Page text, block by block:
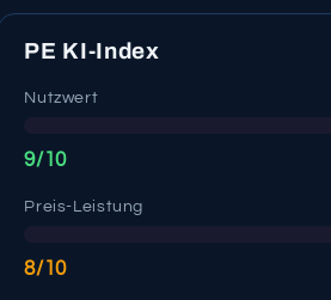
PE KI-Index
Nutzwert
9/10
Preis-Leistung
8/10